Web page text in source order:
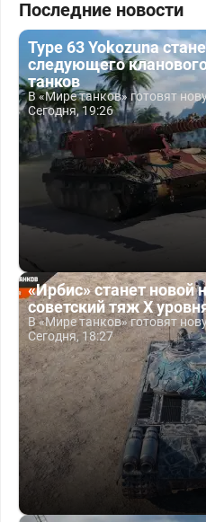
Последние новости
Type 63 Yokozuna
следующего
танков
В «Мире танков» готовят
Сегодня, 19:26
«Ирбис» станет новой
советский тяж X
В «Мире танков» готовят
Сегодня, 18:27